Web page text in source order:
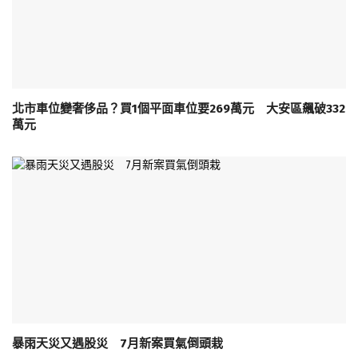
北市車位變奢侈品？買1個平面車位要269萬元 大安區飆破332
萬元
暴雨天災又遇股災 7月新案買氣倒頭栽